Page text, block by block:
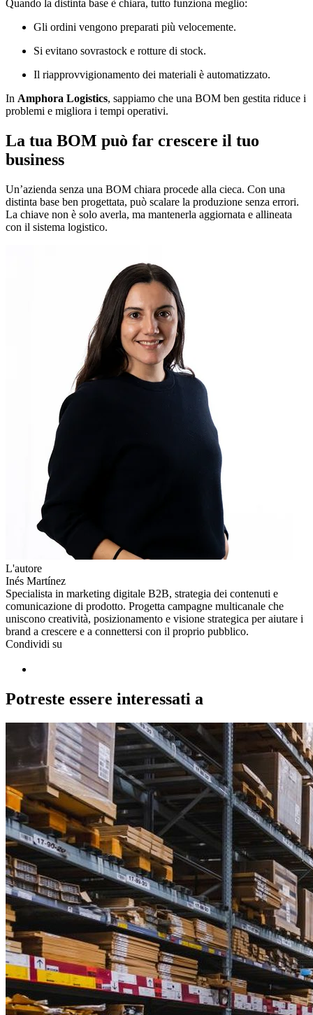
Quando la distinta base è chiara, tutto funziona meglio:
Gli ordini vengono preparati più velocemente.
Si evitano sovrastock e rotture di stock.
Il riapprovvigionamento dei materiali è automatizzato.
In Amphora Logistics, sappiamo che una BOM ben gestita riduce i
problemi e migliora i tempi operativi.
La tua BOM può far crescere il tuo
business
Un’azienda senza una BOM chiara procede alla cieca. Con una
distinta base ben progettata, può scalare la produzione senza errori.
La chiave non è solo averla, ma mantenerla aggiornata e allineata
con il sistema logistico.
L'autore
Inés Martínez
Specialista in marketing digitale B2B, strategia dei contenuti e
comunicazione di prodotto. Progetta campagne multicanale che
uniscono creatività, posizionamento e visione strategica per aiutare i
brand a crescere e a connettersi con il proprio pubblico.
Condividi su
Potreste essere interessati a